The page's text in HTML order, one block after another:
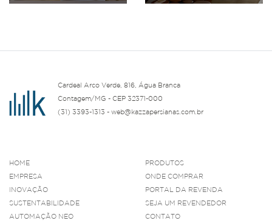
Cardeal Arco Verde, 816, Água Branca
Contagem/MG - CEP 32371-000
(31) 3393-1313 - web@kazzapersianas.com.br
HOME
EMPRESA
INOVAÇÃO
SUSTENTABILIDADE
AUTOMAÇÃO NEO
PRODUTOS
ONDE COMPRAR
PORTAL DA REVENDA
SEJA UM REVENDEDOR
CONTATO